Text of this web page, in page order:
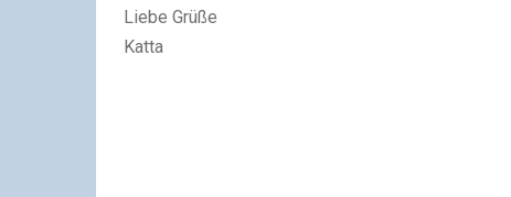
Liebe Grüße
Katta